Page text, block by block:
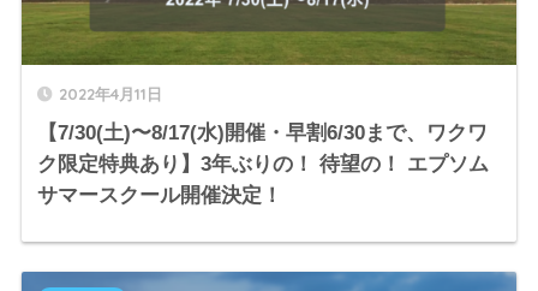
2022年4月11日
【7/30(土)〜8/17(水)開催・早割6/30まで、ワクワ
ク限定特典あり】3年ぶりの！ 待望の！ エプソム
サマースクール開催決定！